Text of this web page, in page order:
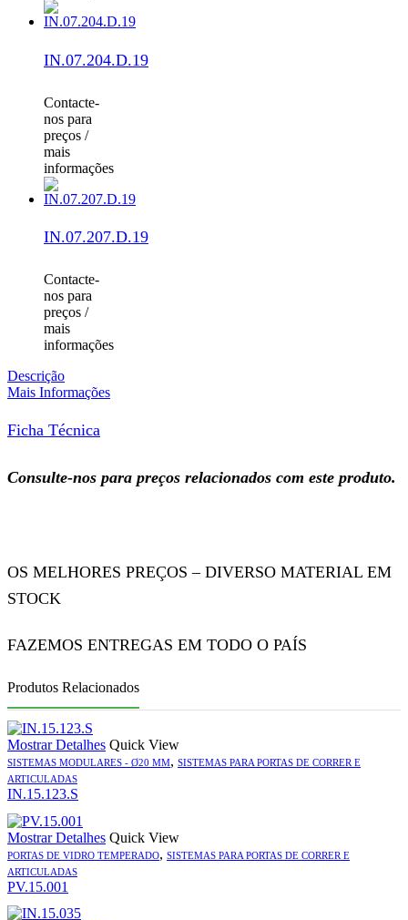
IN.07.204.D.19
Contacte-
nos para
preços /
mais
informações
IN.07.207.D.19
Contacte-
nos para
preços /
mais
informações
Descrição
Mais Informações
Ficha Técnica
Consulte-nos para preços relacionados com este produto.
OS MELHORES PREÇOS – DIVERSO MATERIAL EM
STOCK
FAZEMOS ENTREGAS EM TODO O PAÍS
Produtos Relacionados
Mostrar Detalhes Quick View
SISTEMAS MODULARES - Ø20 MM, SISTEMAS PARA PORTAS DE CORRER E
ARTICULADAS
IN.15.123.S
Mostrar Detalhes Quick View
PORTAS DE VIDRO TEMPERADO, SISTEMAS PARA PORTAS DE CORRER E
ARTICULADAS
PV.15.001